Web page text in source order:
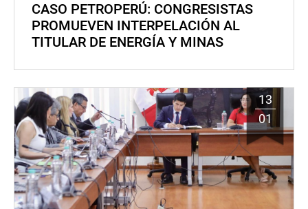
CASO PETROPERÚ: CONGRESISTAS
PROMUEVEN INTERPELACIÓN AL
TITULAR DE ENERGÍA Y MINAS
13
01